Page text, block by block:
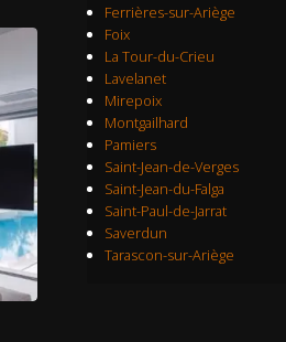
Ferrières-sur-Ariège
Foix
La Tour-du-Crieu
Lavelanet
Mirepoix
Montgailhard
Pamiers
Saint-Jean-de-Verges
Saint-Jean-du-Falga
Saint-Paul-de-Jarrat
Saverdun
Tarascon-sur-Ariège